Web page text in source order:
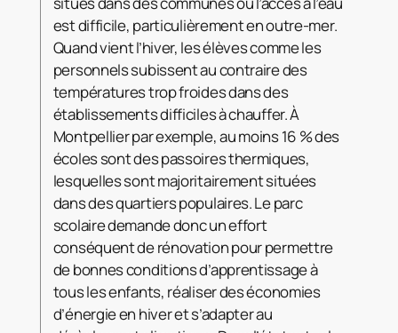
est difficile, particulièrement en outre-mer.
Quand vient l’hiver, les élèves comme les
personnels subissent au contraire des
températures trop froides dans des
établissements difficiles à chauffer. À
Montpellier par exemple, au moins 16 % des
écoles sont des passoires thermiques,
lesquelles sont majoritairement situées
dans des quartiers populaires. Le parc
scolaire demande donc un effort
conséquent de rénovation pour permettre
de bonnes conditions d’apprentissage à
tous les enfants, réaliser des économies
d’énergie en hiver et s’adapter au